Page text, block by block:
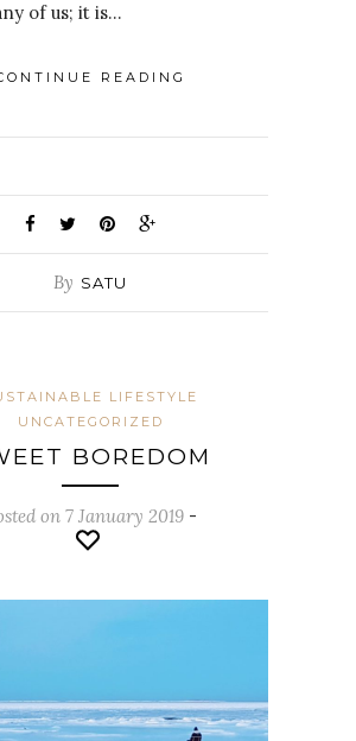
of us; it is…
READING
By SATU
LIFESTYLE
UNCATEGORIZED
BOREDOM
on 7 January 2019-